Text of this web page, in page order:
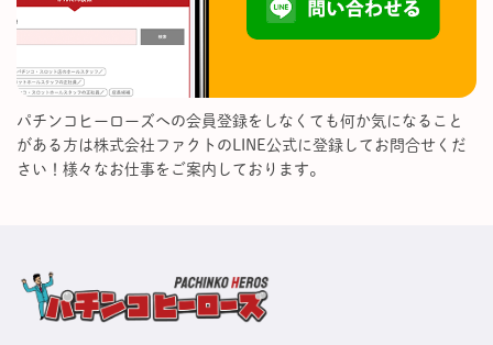
パチンコヒーローズへの会員登録をしなくても何か気になること
がある方は株式会社ファクトのLINE公式に登録してお問合せくだ
さい！様々なお仕事をご案内しております。